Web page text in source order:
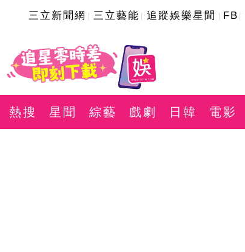
三立新聞網 三立藝能 追蹤娛樂星聞 FB
熱搜 星聞 綜藝 戲劇 日韓 電影